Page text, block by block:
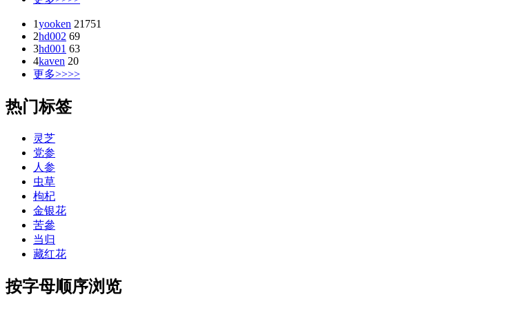
1yooken 21751
2hd002 69
3hd001 63
4kaven 20
更多>>>>
热门标签
灵芝
党参
人参
虫草
枸杞
金银花
苦參
当归
藏红花
按字母顺序浏览